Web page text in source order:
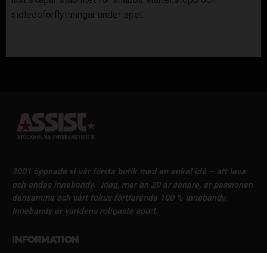
sidledsförflyttningar under spel.
2001 öppnade vi vår första butik med en enkel idé – att leva
och andas innebandy.
Idag, mer än 20 år senare, är passionen
densamma och vårt fokus fortfarande 100 % innebandy.
Innebandy är världens roligaste sport.
Information